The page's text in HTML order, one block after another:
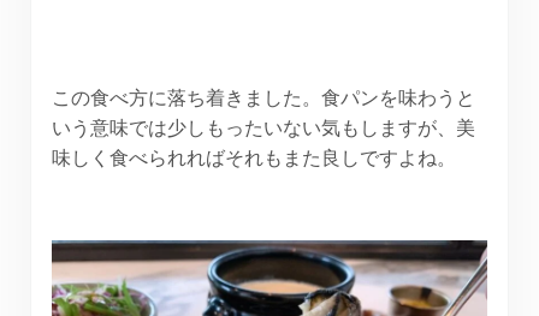
この食べ方に落ち着きました。食パンを味わうと
いう意味では少しもったいない気もしますが、美
味しく食べられればそれもまた良しですよね。